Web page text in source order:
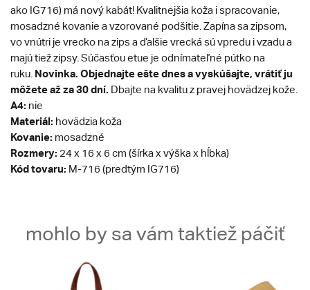
ako IG716) má nový kabát! Kvalitnejšia koža i spracovanie,
mosadzné kovanie a vzorované podšitie. Zapína sa zipsom,
vo vnútri je vrecko na zips a ďalšie vrecká sú vpredu i vzadu a
majú tiež zipsy. Súčasťou etue je odnímateľné pútko na
ruku. Novinka. Objednajte ešte dnes a vyskúšajte, vrátiť ju
môžete až za 30 dní. Dbajte na kvalitu z pravej hovädzej kože.
A4: nie
Materiál: hovädzia koža
Kovanie: mosadzné
Rozmery: 24 x 16 x 6 cm (šírka x výška x hĺbka)
Kód tovaru: M-716 (predtým IG716)
mohlo by sa vám taktiež páčiť